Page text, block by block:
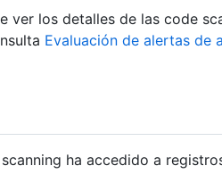
ver los detalles de las code
Evaluación de alertas de
ha accedido a